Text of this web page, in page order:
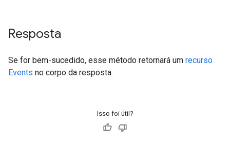
Resposta
Se for bem-sucedido, esse método retornará um recurso
Events no corpo da resposta.
Isso foi útil?